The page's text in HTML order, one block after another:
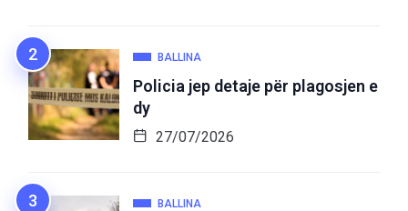
BALLINA
Policia jep detaje për plagosjen e
dy
27/07/2026
BALLINA